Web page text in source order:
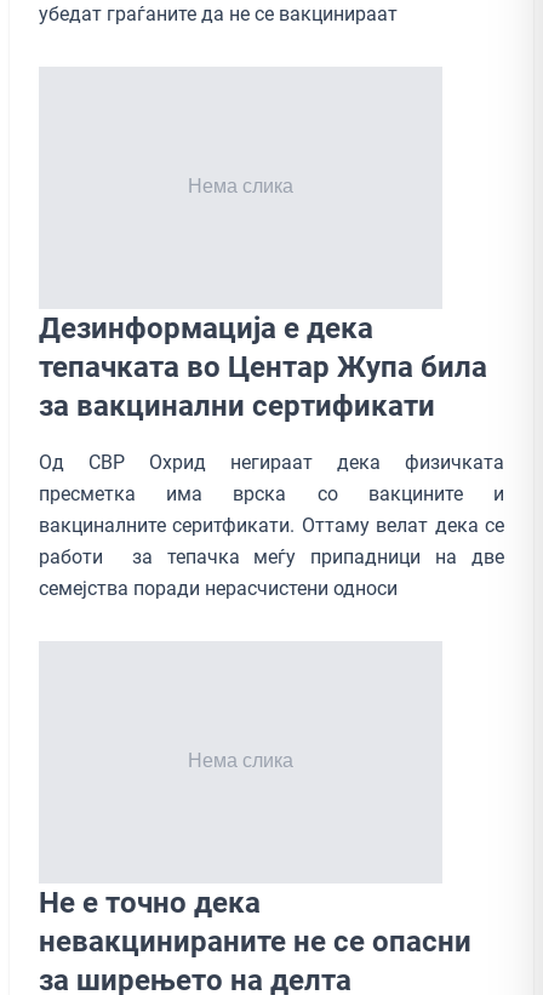
убедат граѓаните да не се вакцинираат
Дезинформација е дека
тепачката во Центар Жупа била
за вакцинални сертификати
Од СВР Охрид негираат дека физичката
пресметка има врска со вакцините и
вакциналните серитфикати. Оттаму велат дека се
работи за тепачка меѓу припадници на две
семејства поради нерасчистени односи
Не е точно дека
невакцинираните не се опасни
за ширењето на делта